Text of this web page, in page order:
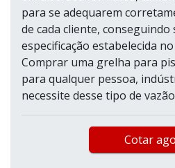
para se adequarem
de cada cliente, conseguindo
especificação estabelecida
Comprar uma grelha para
para qualquer pessoa,
necessite desse tipo de vazão
Cotar